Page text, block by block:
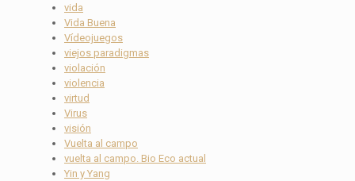
vida
Vida Buena
Vídeojuegos
viejos paradigmas
violación
violencia
virtud
Virus
visión
Vuelta al campo
vuelta al campo. Bio Eco actual
Yin y Yang